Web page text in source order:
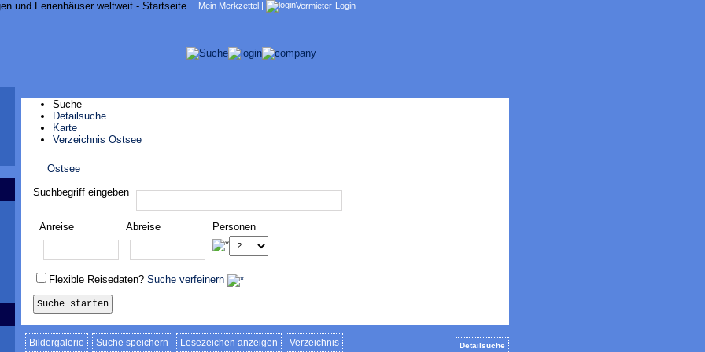
Mein Merkzettel | Vermieter-Login
Suche
Detailsuche
Karte
Verzeichnis Ostsee
Ostsee
Suchbegriff eingeben
Anreise Abreise Personen
Flexible Reisedaten? Suche verfeinern
Bildergalerie Suche speichern Lesezeichen anzeigen Detailsuche
Verzeichnis